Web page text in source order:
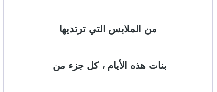
من الملابس التي ترتديها
بنات هذه الأيام ، كل جزء من